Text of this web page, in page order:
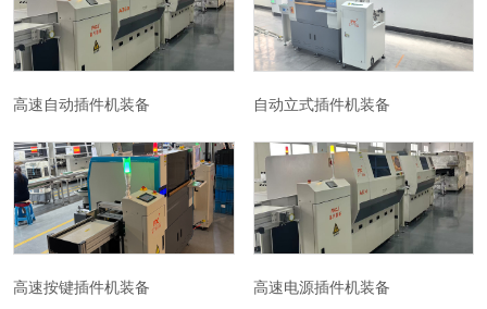
高速自动插件机装备 自动立式插件机装备
高速按键插件机装备 高速电源插件机装备